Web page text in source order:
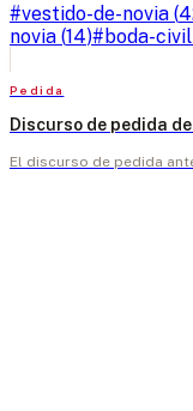
#vestido-de-novia (
novia (14)#boda-civil
Pedida
Discurso de pedida
El discurso de pedida